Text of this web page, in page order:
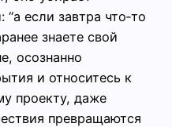
если завтра что‑то
знаете свой
осознанно
и относитесь к
проекту, даже
превращаются